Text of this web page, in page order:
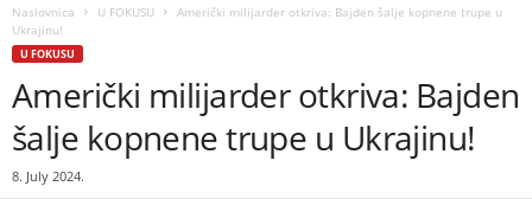
Naslovnica U FOKUSU
Američki milijarder otkriva: Bajden šalje kopnene trupe u
Ukrajinu!
U FOKUSU
Američki milijarder otkriva: Bajden
šalje kopnene trupe u Ukrajinu!
8. July 2024.